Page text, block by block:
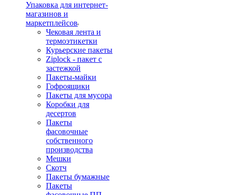
Упаковка для интернет-
магазинов и
маркетплейсов
Чековая лента и
термоэтикетки
Курьерские пакеты
Ziplock - пакет с
застежкой
Пакеты-майки
Гофроящики
Пакеты для мусора
Коробки для
десертов
Пакеты
фасовочные
собственного
производства
Мешки
Скотч
Пакеты бумажные
Пакеты